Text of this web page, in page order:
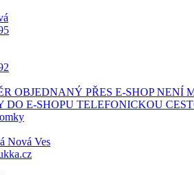
OBJEDNANÝ PŘES E-SHOP NENÍ
E-SHOPU TELEFONICKOU
Nová Ves